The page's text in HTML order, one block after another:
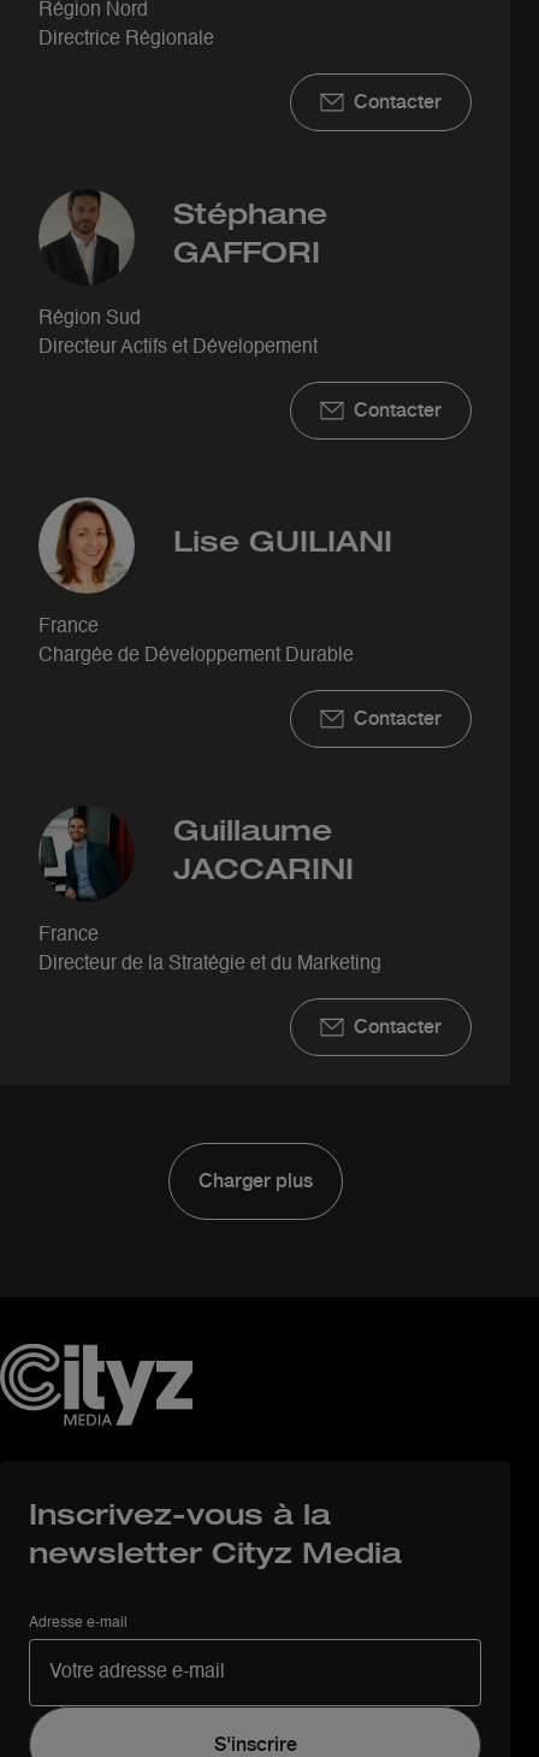
Région Nord
Directrice Régionale
Contacter
Stéphane
GAFFORI
Région Sud
Directeur Actifs et Dévelopement
Contacter
Lise GUILIANI
France
Chargée de Développement Durable
Contacter
Guillaume
JACCARINI
France
Directeur de la Stratégie et du Marketing
Contacter
Charger plus
Inscrivez-vous à la
newsletter Cityz Media
Adresse e-mail